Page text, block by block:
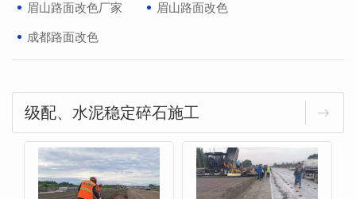
眉山路面改色厂家 眉山路面改色
成都路面改色
级配、水泥稳定碎石施工